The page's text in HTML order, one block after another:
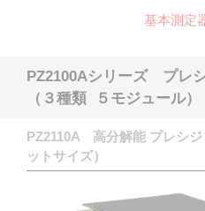
基本測定
PZ2100Aシリーズ プレ
（３種類 ５モジュール）
PZ2110A 高分解能 プレシジ
ットサイズ）